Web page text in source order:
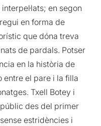
en segon
en forma de
que dóna treva
de pardals. Potser
en la història de
entre el pare i la filla
Txell Botey i
des del primer
estridències i